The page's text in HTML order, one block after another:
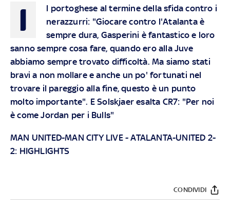
I
l portoghese al termine della sfida contro i
nerazzurri: "Giocare contro l'Atalanta è
sempre dura, Gasperini è fantastico e loro
sanno sempre cosa fare, quando ero alla Juve
abbiamo sempre trovato difficoltà. Ma siamo stati
bravi a non mollare e anche un po' fortunati nel
trovare il pareggio alla fine, questo è un punto
molto importante". E Solskjaer esalta CR7: "Per noi
è come Jordan per i Bulls"
MAN UNITED-MAN CITY LIVE-ATALANTA-UNITED 2-
2: HIGHLIGHTS
CONDIVIDI